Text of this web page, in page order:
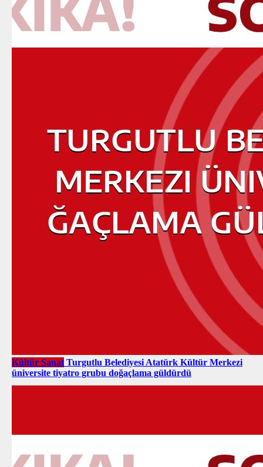
Kültür Sanat Turgutlu Belediyesi Atatürk Kültür Merkezi
üniversite tiyatro grubu doğaçlama güldürdü